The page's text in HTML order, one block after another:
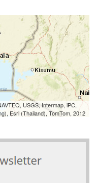
USGS, Intermap, iPC,
Esri (Thailand), TomTom, 2012